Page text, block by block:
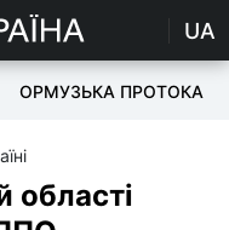
UA
ОРМУЗЬКА ПРОТОКА
області